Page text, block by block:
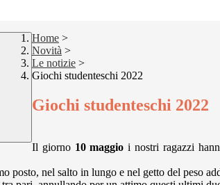
Home >
Novità >
Le notizie >
Giochi studenteschi 2022
Giochi studenteschi 2022
Il giorno10 maggio i nostri ragazzi
nel salto in lungo e nel getto del peso